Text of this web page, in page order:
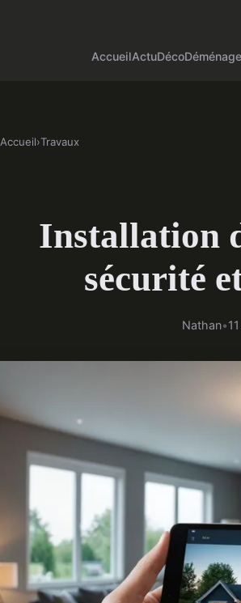
AccueilActuDéco
Accueil›Travaux
Installation
sécurité
Nathan•